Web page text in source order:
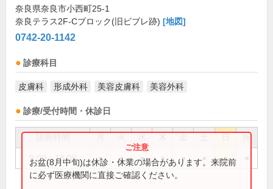
奈良県奈良市小西町25-1
奈良テラス2F-Cブロック(旧ビブレ跡) [地図]
0742-20-1142
診療科目
皮膚科 形成外科 美容皮膚科 美容外科
診療/受付時間・休診日
祝
9:00～18:00 ● ● ● ● ● ●
お盆(8月中旬)は休診・休業の場合があります。来院前
に必ず医療機関に直接ご確認ください。